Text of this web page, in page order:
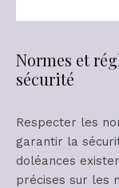
Normes et
sécurité
Respecter les
garantir la
doléances
précises sur les